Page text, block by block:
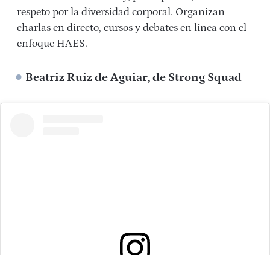
respeto por la diversidad corporal. Organizan
charlas en directo, cursos y debates en línea con el
enfoque HAES.
Beatriz Ruiz de Aguiar, de Strong Squad